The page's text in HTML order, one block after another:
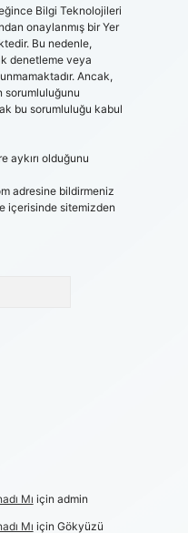
Bilgi Teknolojileri
onaylanmış bir Yer
Bu nedenle,
denetleme veya
Ancak,
sorumluluğunu
bu sorumluluğu kabul
aykırı olduğunu
adresine bildirmeniz
içerisinde sitemizden
Mı için admin
Mı için Gökyüzü